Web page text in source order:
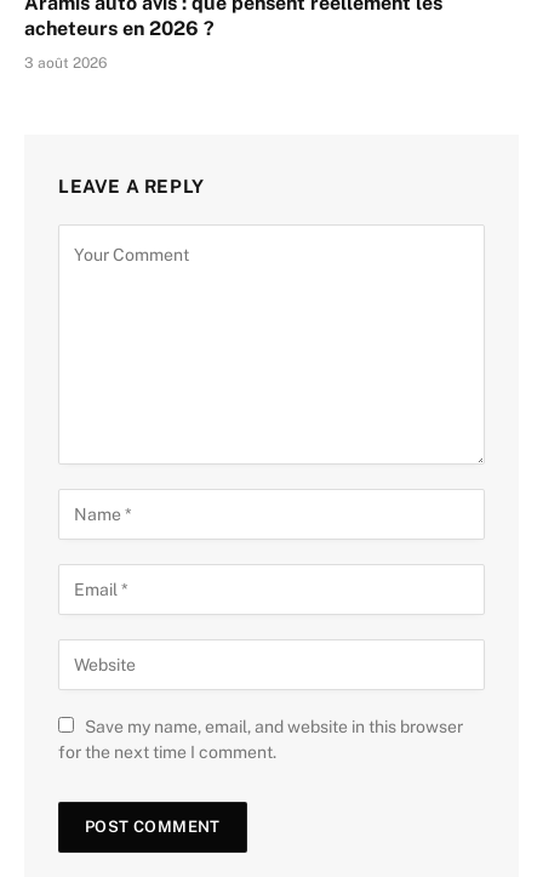
acheteurs en 2026 ?
3 août 2026
LEAVE A REPLY
Save my name, email, and website in this browser
for the next time I comment.